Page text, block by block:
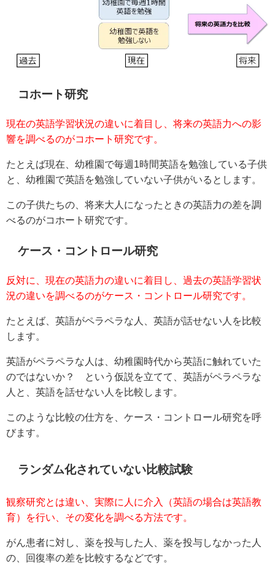
コホート研究
現在の英語学習状況の違いに着目し、将来の英語力への影
響を調べるのがコホート研究です。
たとえば現在、幼稚園で毎週1時間英語を勉強している子供
と、幼稚園で英語を勉強していない子供がいるとします。
この子供たちの、将来大人になったときの英語力の差を調
べるのがコホート研究です。
ケース・コントロール研究
反対に、現在の英語力の違いに着目し、過去の英語学習状
況の違いを調べるのがケース・コントロール研究です。
たとえば、英語がペラペラな人、英語が話せない人を比較
します。
英語がペラペラな人は、幼稚園時代から英語に触れていた
のではないか？ という仮説を立てて、英語がペラペラな
人と、英語を話せない人を比較します。
このような比較の仕方を、ケース・コントロール研究を呼
びます。
ランダム化されていない比較試験
観察研究とは違い、実際に人に介入（英語の場合は英語教
育）を行い、その変化を調べる方法です。
がん患者に対し、薬を投与した人、薬を投与しなかった人
の、回復率の差を比較するなどです。